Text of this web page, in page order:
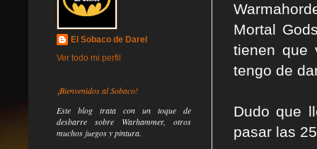
Mortal
tienen que
tengo de
Dudo que
pasar las
El Sobaco de Darel
Ver todo mi perfil
¡Bienvenidos al Sobaco!
Este blog trata con un toque de
desbarre sobre Warhammer, otros
muchos juegos y pintura.